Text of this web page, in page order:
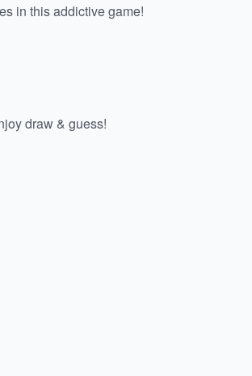
in this addictive game!
draw & guess!